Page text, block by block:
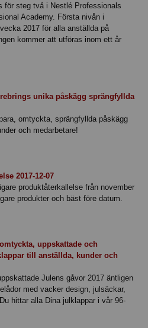
för steg två i Nestlé Professionals
Academy. Första nivån i
2017 för alla anställda på
kommer att utföras inom ett år
unika påskägg sprängfyllda
omtyckta, sprängfyllda påskägg
och medarbetare!
2017-12-07
produktåterkallelse från november
produkter och bäst före datum.
uppskattade och
till anställda, kunder och
Julens gåvor 2017 äntligen
med vacker design, julsäckar,
hittar alla Dina julklappar i vår 96-